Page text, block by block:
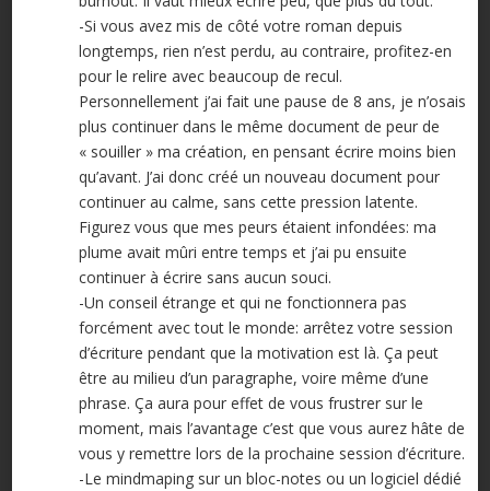
-Si vous avez mis de côté votre roman depuis
longtemps, rien n’est perdu, au contraire, profitez-en
pour le relire avec beaucoup de recul.
Personnellement j’ai fait une pause de 8 ans, je n’osais
plus continuer dans le même document de peur de
« souiller » ma création, en pensant écrire moins bien
qu’avant. J’ai donc créé un nouveau document pour
continuer au calme, sans cette pression latente.
Figurez vous que mes peurs étaient infondées: ma
plume avait mûri entre temps et j’ai pu ensuite
continuer à écrire sans aucun souci.
-Un conseil étrange et qui ne fonctionnera pas
forcément avec tout le monde: arrêtez votre session
d’écriture pendant que la motivation est là. Ça peut
être au milieu d’un paragraphe, voire même d’une
phrase. Ça aura pour effet de vous frustrer sur le
moment, mais l’avantage c’est que vous aurez hâte de
vous y remettre lors de la prochaine session d’écriture.
-Le mindmaping sur un bloc-notes ou un logiciel dédié